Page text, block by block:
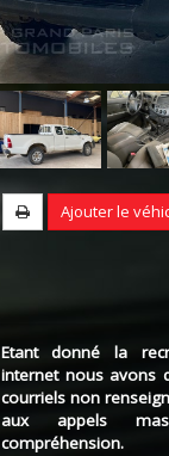
Ajouter le
Etant donné la
internet nous avons
courriels non
aux appels
compréhension.